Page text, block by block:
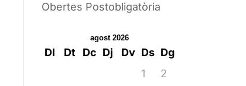
Obertes Postobligatòria
agost 2026
Dl Dt Dc Dj Dv Ds Dg
1
2